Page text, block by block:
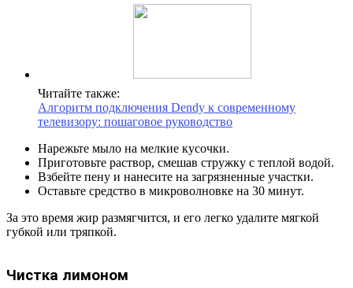
Читайте также:
Алгоритм подключения Dendy к современному
телевизору: пошаговое руководство
Нарежьте мыло на мелкие кусочки.
Приготовьте раствор, смешав стружку с теплой водой.
Взбейте пену и нанесите на загрязненные участки.
Оставьте средство в микроволновке на 30 минут.
За это время жир размягчится, и его легко удалите мягкой
губкой или тряпкой.
Чистка лимоном